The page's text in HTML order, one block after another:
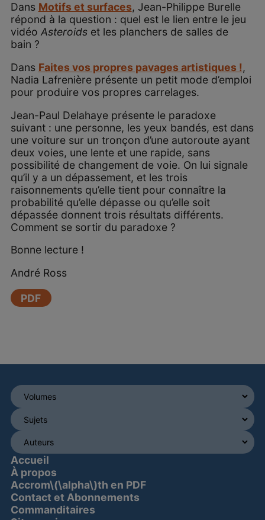
Dans Motifs et surfaces, Jean-Philippe Burelle
répond à la question : quel est le lien entre le jeu
vidéo Asteroidset les planchers de salles de
bain ?
Dans Faites vos propres pavages artistiques !,
Nadia Lafrenière présente un petit mode d’emploi
pour produire vos propres carrelages.
Jean-Paul Delahaye présente le paradoxe
suivant : une personne, les yeux bandés, est dans
une voiture sur un tronçon d’une autoroute ayant
deux voies, une lente et une rapide, sans
possibilité de changement de voie. On lui signale
qu’il y a un dépassement, et les trois
raisonnements qu’elle tient pour connaître la
probabilité qu’elle dépasse ou qu’elle soit
dépassée donnent trois résultats différents.
Comment se sortir du paradoxe ?
Bonne lecture !
André Ross
PDF
Accueil
À propos
Accrom\(\alpha\)th en PDF
Contact et Abonnements
Commanditaires